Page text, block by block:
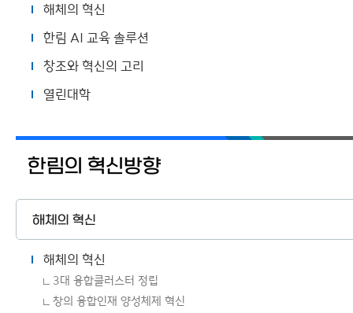
해체의 혁신
한림 AI 교육 솔루션
창조와 혁신의 고리
열린대학
한림의 혁신방향
해체의 혁신
해체의 혁신
3대 융합클러스터 정립
창의 융합인재 양성체제 혁신